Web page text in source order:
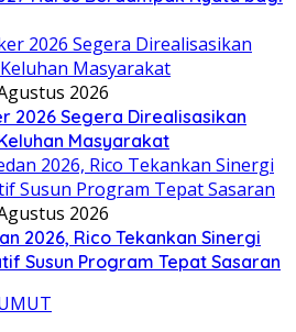
2026
2026 Segera Direalisasikan
Masyarakat
2026
2026, Rico Tekankan Sinergi
Susun Program Tepat Sasaran